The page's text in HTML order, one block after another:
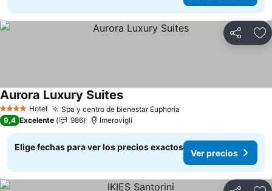
Compartir
4 EstrellasHotel Spa y centro de bienestar Euphoria
Aurora Luxury SuitesVer precios
9,4 Excelente 986 Imerovigli
Elige fechas para ver los precios exactos
Ver precios